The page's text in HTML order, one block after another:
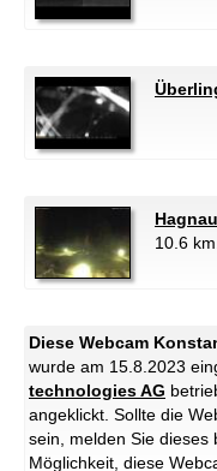
10.6 km.
Diese Webcam
wurde am 15.8.2023
technologies AG
angeklickt. Sollte die
sein, melden Sie dieses
Möglichkeit, diese